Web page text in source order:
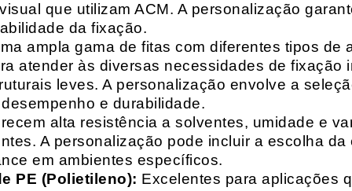
que utilizam ACM. A personalização
da fixação.
ampla gama de fitas com diferentes tipos de
atender às diversas necessidades de fixação
leves. A personalização envolve a
e durabilidade.
alta resistência a solventes, umidade e
A personalização pode incluir a escolha
em ambientes específicos.
PE (Polietileno): Excelentes para aplicações